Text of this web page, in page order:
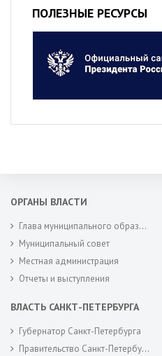
ПОЛЕЗНЫЕ РЕСУРСЫ
ОРГАНЫ ВЛАСТИ
Глава муниципального образования
Муниципальный совет
Местная администрация
Отчеты и выступления
ВЛАСТЬ САНКТ-ПЕТЕРБУРГА
Губернатор Санкт-Петербурга
Правительство Санкт-Петербурга